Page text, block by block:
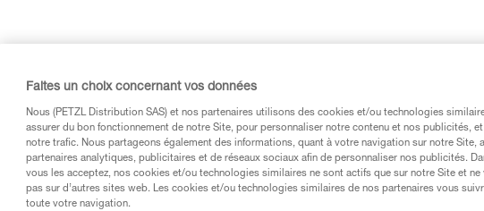
être glissante, ce qui nécessite plus de vigilance
techniques des produits utilisés dans ce conseil avant de le
Faites un choix concernant vos données
Nous (PETZL Distribution SAS) et nos partenaires utilisons des cookies et/ou technologies
assurer du bon fonctionnement de notre Site, pour personnaliser notre contenu et nos publicités,
notre trafic. Nous partageons également des informations, quant à votre navigation sur notre Site,
partenaires analytiques, publicitaires et de réseaux sociaux afin de personnaliser nos publicités.
vous les acceptez, nos cookies et/ou technologies similaires ne sont actifs que sur notre Site et ne
pas sur d’autres sites web. Les cookies et/ou technologies similaires de nos partenaires vous
toute votre navigation.